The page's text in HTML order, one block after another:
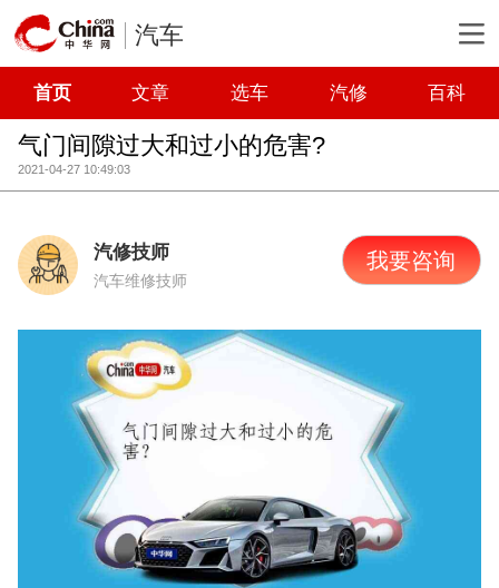
汽车
首页 文章 选车 汽修 百科
气门间隙过大和过小的危害?
2021-04-27 10:49:03
汽修技师
汽车维修技师
我要咨询